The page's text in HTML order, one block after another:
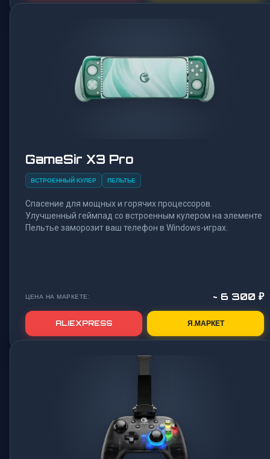
GameSir X3 Pro
ВСТРОЕННЫЙ КУЛЕР ПЕЛЬТЬЕ
Спасение для мощных и горячих процессоров.
Улучшенный геймпад со встроенным кулером на элементе
Пельтье заморозит ваш телефон в Windows-играх.
ЦЕНА НА МАРКЕТЕ: ~ 6 300 ₽
ALIEXPRESS Я.МАРКЕТ